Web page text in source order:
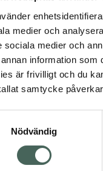
medier och
sociala medier och
information som
är frivilligt och du
samtycke
Nödvändig
risken för
för att främja en god
st
kvinnor